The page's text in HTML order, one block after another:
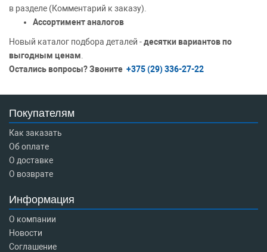
в разделе (Комментарий к заказу).
Ассортимент аналогов
Новый каталог подбора деталей -десятки вариантов по
выгодным ценам
Остались вопросы? Звоните +375 (29) 336-27-22
Покупателям
Как заказать
Об оплате
О доставке
О возврате
Информация
О компании
Новости
Соглашение